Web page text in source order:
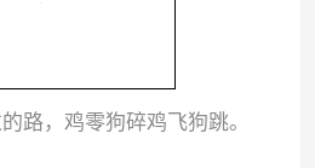
路，鸡零狗碎鸡飞狗跳。